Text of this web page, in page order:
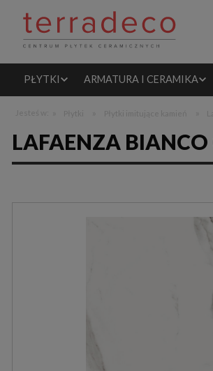
PŁYTKI ARMATURA I CERAMIKA
LAFAENZA